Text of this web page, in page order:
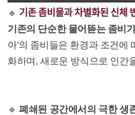
🔹 기존 좀비물과 차별화된 신체
기존의 단순한 물어뜯는 좀비
아'의 좀비들은 환경과 조건에
화하며, 새로운 방식으로 인간
🔹폐쇄된 공간에서의 극한 생